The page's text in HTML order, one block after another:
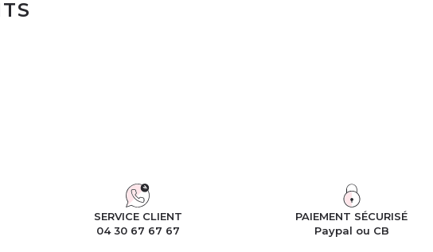
SERVICE CLIENT
04 30 67 67 67
PAIEMENT SÉCURISÉ
Paypal ou CB